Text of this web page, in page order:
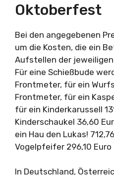
Oktoberfest
Bei den angegebenen
um die Kosten, die ein
Aufstellen der
Für eine Schießbude
Frontmeter, für ein
Frontmeter, für ein
für ein Kinderkarussell
Kinderschaukel 36,60
ein Hau den Lukas!
Vogelpfeifer 296,10 Euro
In Deutschland,